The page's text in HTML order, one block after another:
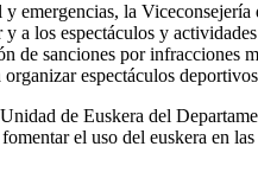
emergencias, la
a los espectáculos y
de sanciones por infracciones
espectáculos
de Euskera del
el uso del euskera en